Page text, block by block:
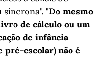
síncrona". "Do mesmo
de cálculo ou um
de infância
pré-escolar) não é